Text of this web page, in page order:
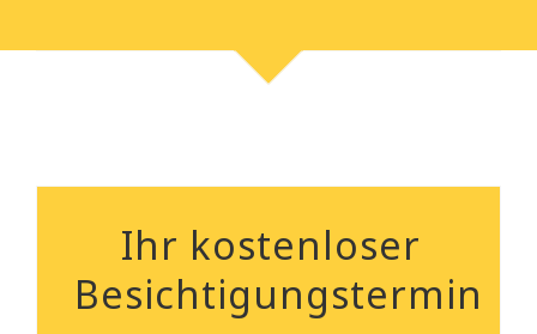
Ihr kostenloser
Besichtigungstermin